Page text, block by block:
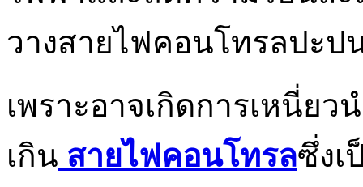
วางสายไฟคอนโทรลปะป
เพราะอาจเกิดการเหนี่
เกิน สายไฟคอนโทรลซึ่งเ